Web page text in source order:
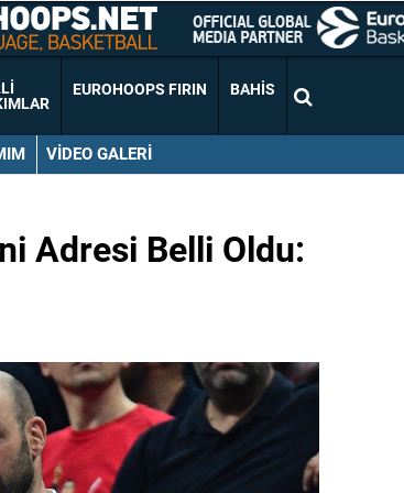
EUROHOOPS FIRIN BAHIS
VIDEO GALERI
Adresi Belli Oldu: